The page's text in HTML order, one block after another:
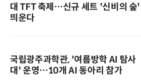
대 TFT 축제…신규 세트 '신비의 숲'
띄운다
국립광주과학관, '여름방학 AI 탐사
대' 운영…10개 AI 동아리 참가